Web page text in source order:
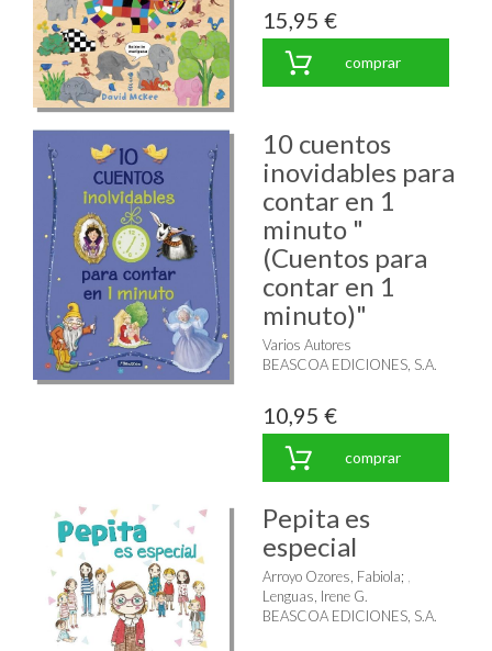
15,95 €
comprar
10 cuentos
inovidables para
contar en 1
minuto "
(Cuentos para
contar en 1
minuto)"
Varios Autores
BEASCOA EDICIONES, S.A.
10,95 €
comprar
Pepita es
especial
Arroyo Ozores, Fabiola;
Lenguas, Irene G.
BEASCOA EDICIONES, S.A.